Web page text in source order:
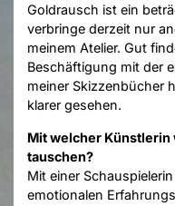
Goldrausch ist ein
verbringe derzeit nur
meinem Atelier. Gut
Beschäftigung mit der
meiner Skizzenbücher
klarer gesehen.
Mit welcher Künstlerin
tauschen?
Mit einer
emotionalen